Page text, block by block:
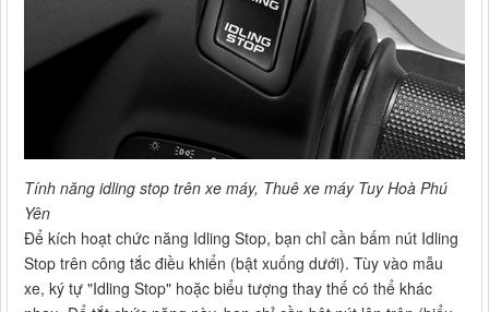
Tính năng idling stop trên xe máy, Thuê xe máy Tuy Hoà Phú
Yên
Để kích hoạt chức năng Idling Stop, bạn chỉ cần bấm nút Idling
Stop trên công tắc điều khiển (bật xuống dưới). Tùy vào mẫu
xe, ký tự "Idling Stop" hoặc biểu tượng thay thế có thể khác